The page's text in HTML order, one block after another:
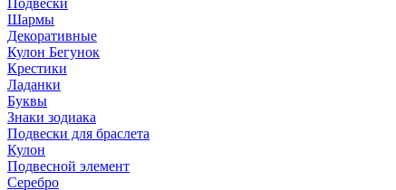
Подвески
Шармы
Декоративные
Кулон Бегунок
Крестики
Ладанки
Буквы
Знаки зодиака
Подвески для браслета
Кулон
Подвесной элемент
Серебро